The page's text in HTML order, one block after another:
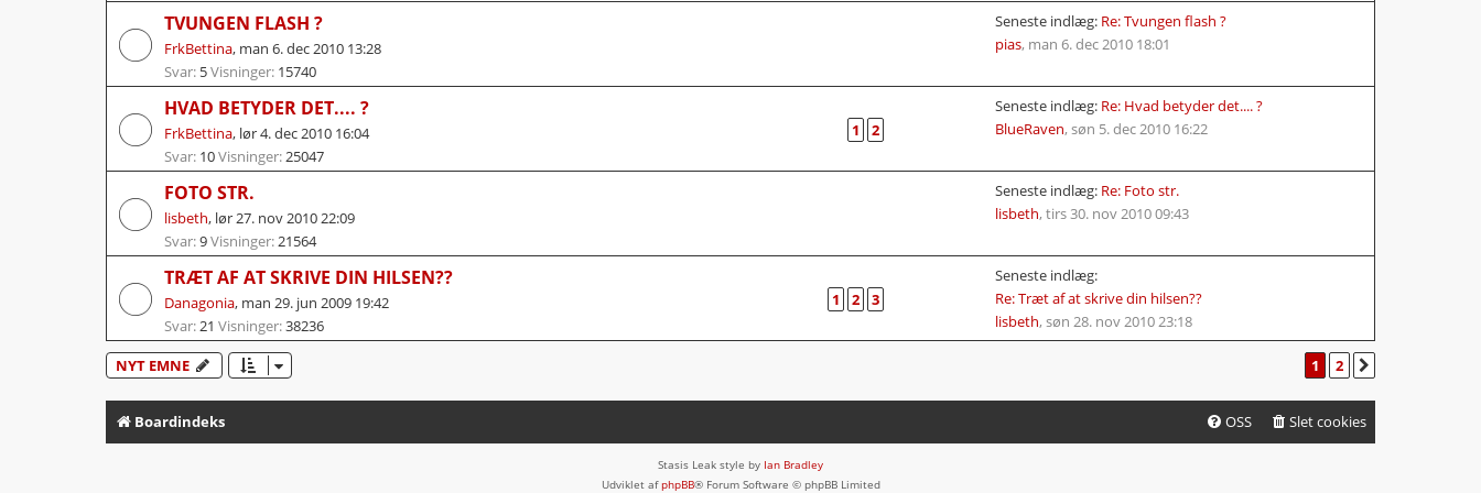
TVUNGEN FLASH ?
FrkBettina, man 6. dec 2010 13:28
Svar: 5Visninger: 15740
Seneste indlæg: Re: Tvungen flash ?
pias, man 6. dec 2010 18:01
HVAD BETYDER DET.... ?
FrkBettina, lør 4. dec 2010 16:04
Svar: 10Visninger:25047
1 2
Seneste indlæg: Re: Hvad betyder det.... ?
BlueRaven, søn 5. dec 2010 16:22
FOTO STR.
lisbeth, lør 27. nov 2010 22:09
Svar:9Visninger:21564
Seneste indlæg: Re: Foto str.
lisbeth, tirs 30. nov 2010 09:43
TRÆT AF AT SKRIVE DIN HILSEN??
Danagonia, man 29. jun 2009 19:42
Svar:21 Visninger:38236
1 2 3
Seneste indlæg:
Re: Træt af at skrive din hilsen??
lisbeth, søn 28. nov 2010 23:18
NYT EMNE 1 2
Boardindeks Slet cookies
OSS
Stasis Leak style by Ian Bradley
Udviklet afphpBB® Forum Software © phpBB Limited